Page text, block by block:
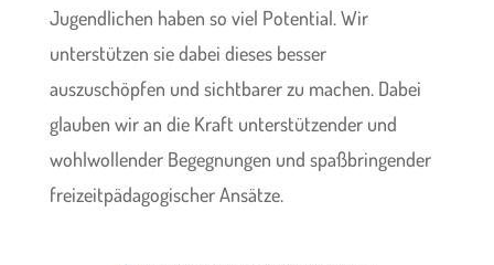
Jugendlichen haben so viel Potential. Wir
unterstützen sie dabei dieses besser
auszuschöpfen und sichtbarer zu machen. Dabei
glauben wir an die Kraft unterstützender und
wohlwollender Begegnungen und spaßbringender
freizeitpädagogischer Ansätze.